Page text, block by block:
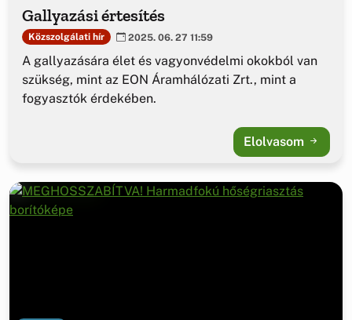
Gallyazási értesítés
Közszolgálati hír 2025. 06. 27 11:59
A gallyazására élet és vagyonvédelmi okokból van
szükség, mint az EON Áramhálózati Zrt., mint a
fogyasztók érdekében.
Elolvasom